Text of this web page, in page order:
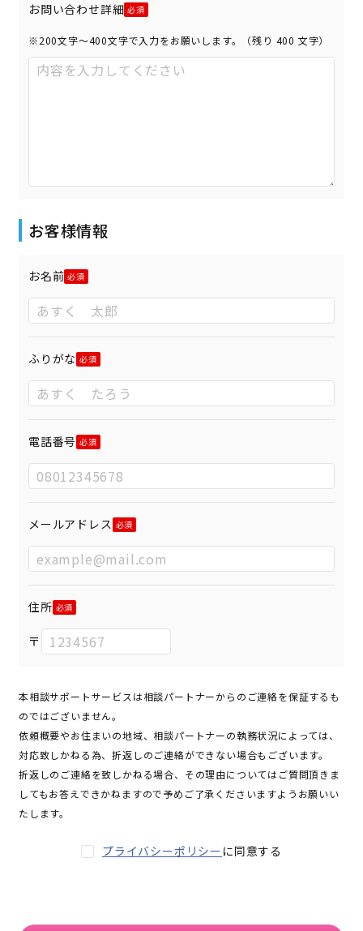
お問い合わせ詳細
※200文字〜400文字で入力をお願いします。（残り 400 文字）
お客様情報
お名前
ふりがな
電話番号
メールアドレス
住所
〒
本相談サポートサービスは相談パートナーからのご連絡を保証するも
のではございません。
依頼概要やお住まいの地域、相談パートナーの執務状況によっては、
対応致しかねる為、折返しのご連絡ができない場合もございます。
折返しのご連絡を致しかねる場合、その理由についてはご質問頂きま
してもお答えできかねますので予めご了承くださいますようお願いい
たします。
プライバシーポリシー に同意する